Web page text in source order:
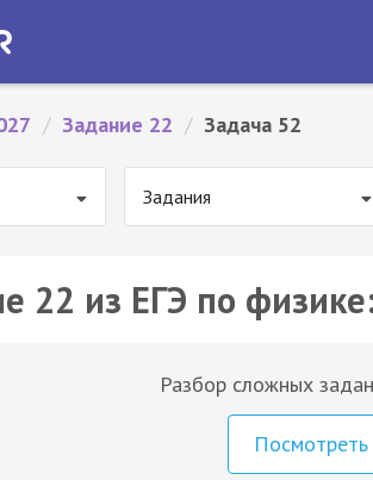
/ Задание 22 / Задача 52
Задания
22 из ЕГЭ по
Разбор сложных
Посмотреть